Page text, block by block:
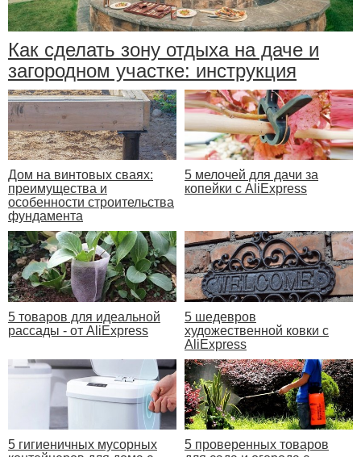
Как сделать зону отдыха на даче и
загородном участке: инструкция
Дом на винтовых сваях:
преимущества и
особенности строительства
фундамента
5 мелочей для дачи за
копейки с AliExpress
5 товаров для идеальной
рассады - от AliExpress
5 шедевров
художественной ковки с
AliExpress
5 гигиеничных мусорных
5 проверенных товаров